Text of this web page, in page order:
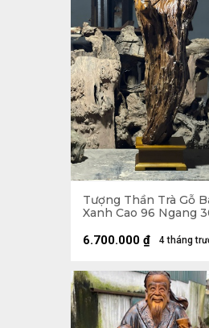
Tượng Thần Trà Gỗ
Xanh Cao 96 Ngang
4 tháng
6.700.000 ₫